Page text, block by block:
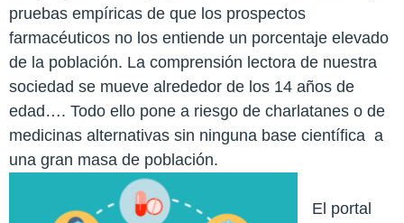
pruebas empíricas de que los prospectos
farmacéuticos no los entiende un porcentaje elevado
de la población. La comprensión lectora de nuestra
sociedad se mueve alrededor de los 14 años de
edad…. Todo ello pone a riesgo de charlatanes o de
medicinas alternativas sin ninguna base científica a
una gran masa de población.
El portal